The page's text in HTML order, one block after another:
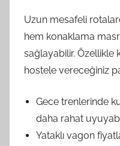
Uzun mesafeli
hem konaklama
sağlayabilir. Özellikle
hostele vereceğiniz
Gece trenlerinde
daha rahat
Yataklı vagon